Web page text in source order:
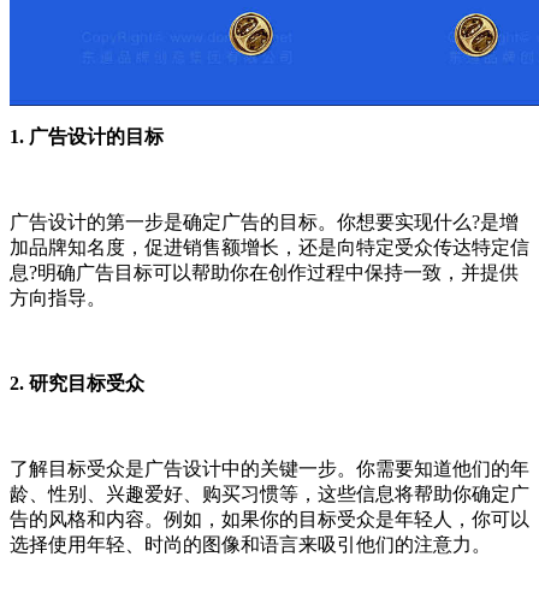
1. 广告设计的目标
广告设计的第一步是确定广告的目标。你想要实现什么?是增
加品牌知名度，促进销售额增长，还是向特定受众传达特定信
息?明确广告目标可以帮助你在创作过程中保持一致，并提供
方向指导。
2. 研究目标受众
了解目标受众是广告设计中的关键一步。你需要知道他们的年
龄、性别、兴趣爱好、购买习惯等，这些信息将帮助你确定广
告的风格和内容。例如，如果你的目标受众是年轻人，你可以
选择使用年轻、时尚的图像和语言来吸引他们的注意力。